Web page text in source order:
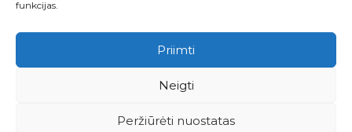
funkcijas.
Priimti
Neigti
Peržiūrėti nuostatas
Apie
Paskyra
Krepšelis